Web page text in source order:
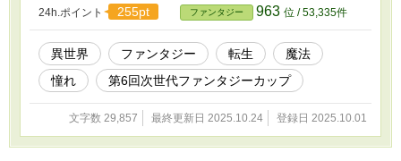
24h.ポイント 255pt ファンタジー 963 位 / 53,335件
異世界 ファンタジー 転生
魔法
憧れ
第6回次世代ファンタジーカップ
文字数 29,857 最終更新日 2025.10.24 登録日 2025.10.01